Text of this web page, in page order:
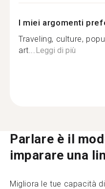
I miei argomenti
Traveling, culture,
art... Leggi di più
Parlare è il
imparare una
Migliora le tue capacità